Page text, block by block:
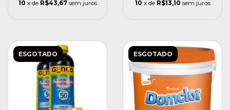
10 x de R$43,67 sem juros 10 x de R$13,10 sem juros
ESGOTADO ESGOTADO